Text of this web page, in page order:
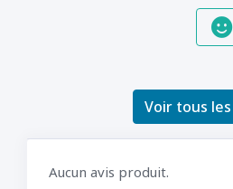
Voir tous les
Aucun avis produit.